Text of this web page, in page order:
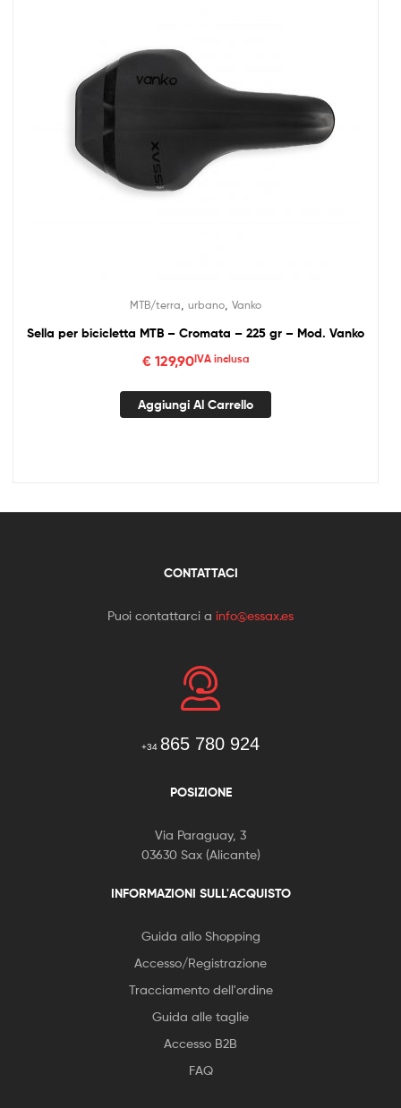
MTB/terra urbano Vanko
Sella per bicicletta MTB – Cromata – 225 gr – Mod. Vanko
€129,90IVA inclusa
Aggiungi Al Carrello
CONTATTACI
Puoi contattarci a info@essax.es
+34 865 780 924
POSIZIONE
Via Paraguay, 3
03630 Sax (Alicante)
INFORMAZIONI SULL'ACQUISTO
Guida allo Shopping
Accesso/Registrazione
Tracciamento dell'ordine
Guida alle taglie
Accesso B2B
FAQ